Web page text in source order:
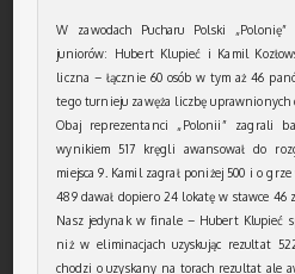
W zawodach Pucharu Polski „Polonię”
juniorów: Hubert Klupieć i Kamil
liczna – łącznie 60 osób w tym aż 46
tego turnieju zawęża liczbę uprawnionych
Obaj reprezentanci „Polonii” zagrali
wynikiem 517 kręgli awansował do
miejsca 9. Kamil zagrał poniżej 500 i o
489 dawał dopiero 24 lokatę w stawce 46
Nasz jedynak w finale – Hubert Klupieć
niż w eliminacjach uzyskując rezultat
chodzi o uzyskany na torach rezultat ale